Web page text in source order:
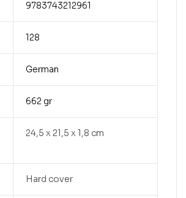
9783743212961
128
German
662 gr
24,5 x 21,5 x 1,8 cm
Hard cover